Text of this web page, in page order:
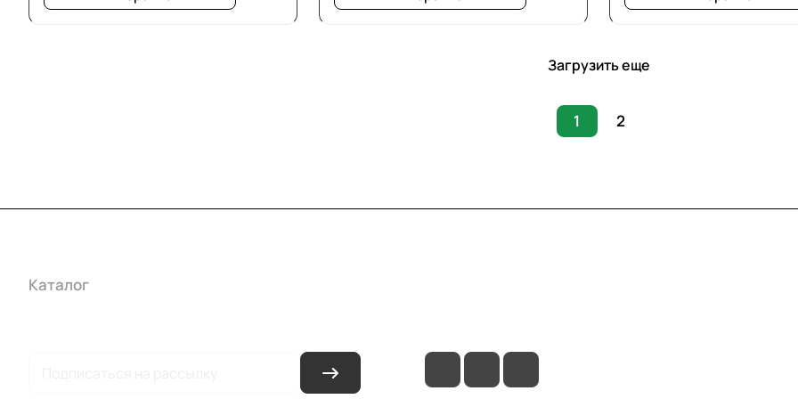
Загрузить еще
1 2
Каталог